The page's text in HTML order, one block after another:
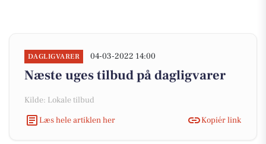
DAGLIGVARER 04-03-2022 14:00
Næste uges tilbud på dagligvarer
Kilde: Lokale tilbud
Læs hele artiklen her
Kopiér link